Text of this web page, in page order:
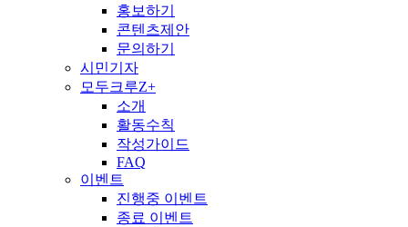
홍보하기
콘텐츠제안
문의하기
시민기자
모두크루Z+
소개
활동수칙
작성가이드
FAQ
이벤트
진행중 이벤트
종료 이벤트